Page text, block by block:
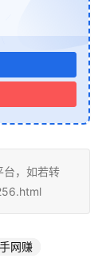
台，如若转
网赚